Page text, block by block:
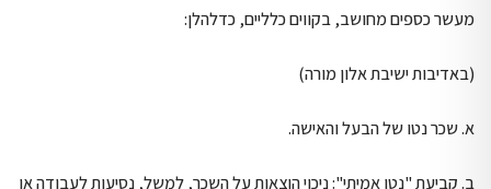
מעשר כספים מחושב, בקווים כלליים, כדלהלן:
(באדיבות ישיבת אלון מורה)
א. שכר נטו של הבעל והאישה.
ב. קביעת "נטו אמיתי": ניכוי הוצאות על השכר, למשל, נסיעות לעבודה או